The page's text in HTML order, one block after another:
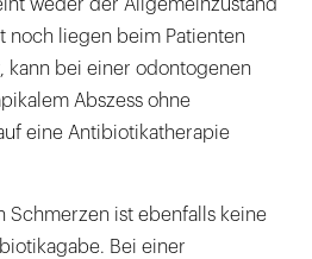
weder der Allgemeinzustand
noch liegen beim Patienten
kann bei einer odontogenen
Abszess ohne
eine Antibiotikatherapie
Schmerzen ist ebenfalls keine
Bei einer